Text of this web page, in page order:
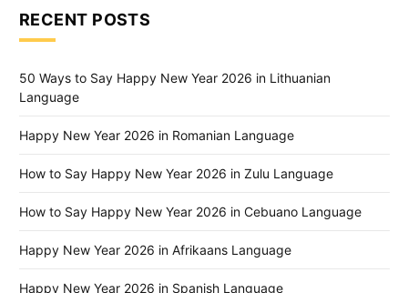
RECENT POSTS
50 Ways to Say Happy New Year 2026 in Lithuanian
Language
Happy New Year 2026 in Romanian Language
How to Say Happy New Year 2026 in Zulu Language
How to Say Happy New Year 2026 in Cebuano Language
Happy New Year 2026 in Afrikaans Language
Happy New Year 2026 in Spanish Language